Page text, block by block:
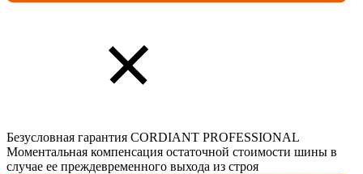
Безусловная гарантия CORDIANT PROFESSIONAL
Моментальная компенсация остаточной стоимости шины в
случае ее преждевременного выхода из строя